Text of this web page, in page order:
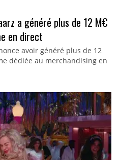
a généré plus de 12 M€
en direct
avoir généré plus de 12
dédiée au merchandising en